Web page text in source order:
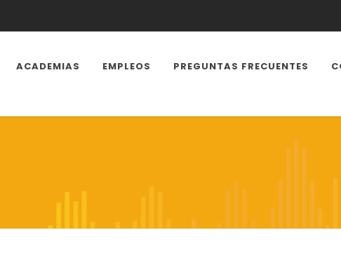
ACADEMIAS EMPLEOS PREGUNTAS FRECUENTES